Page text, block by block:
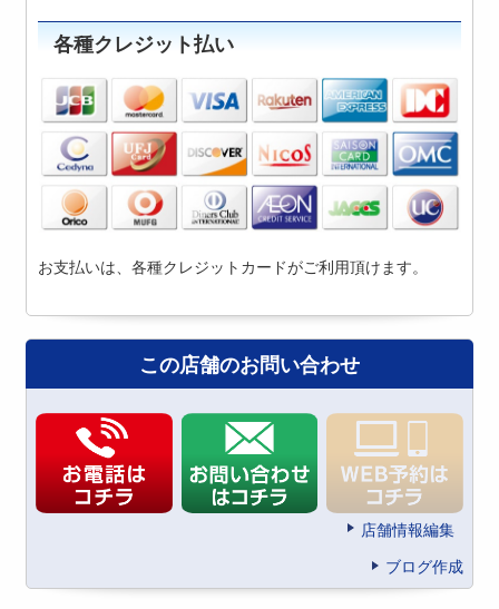
各種クレジット払い
お支払いは、各種クレジットカードがご利用頂けます。
この店舗のお問い合わせ
店舗情報編集
ブログ作成